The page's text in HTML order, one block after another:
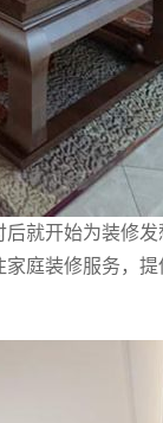
就开始为装修发
庭装修服务，